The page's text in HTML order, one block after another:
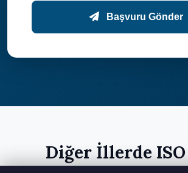
Başvuru Gönder
Diğer İllerde ISO